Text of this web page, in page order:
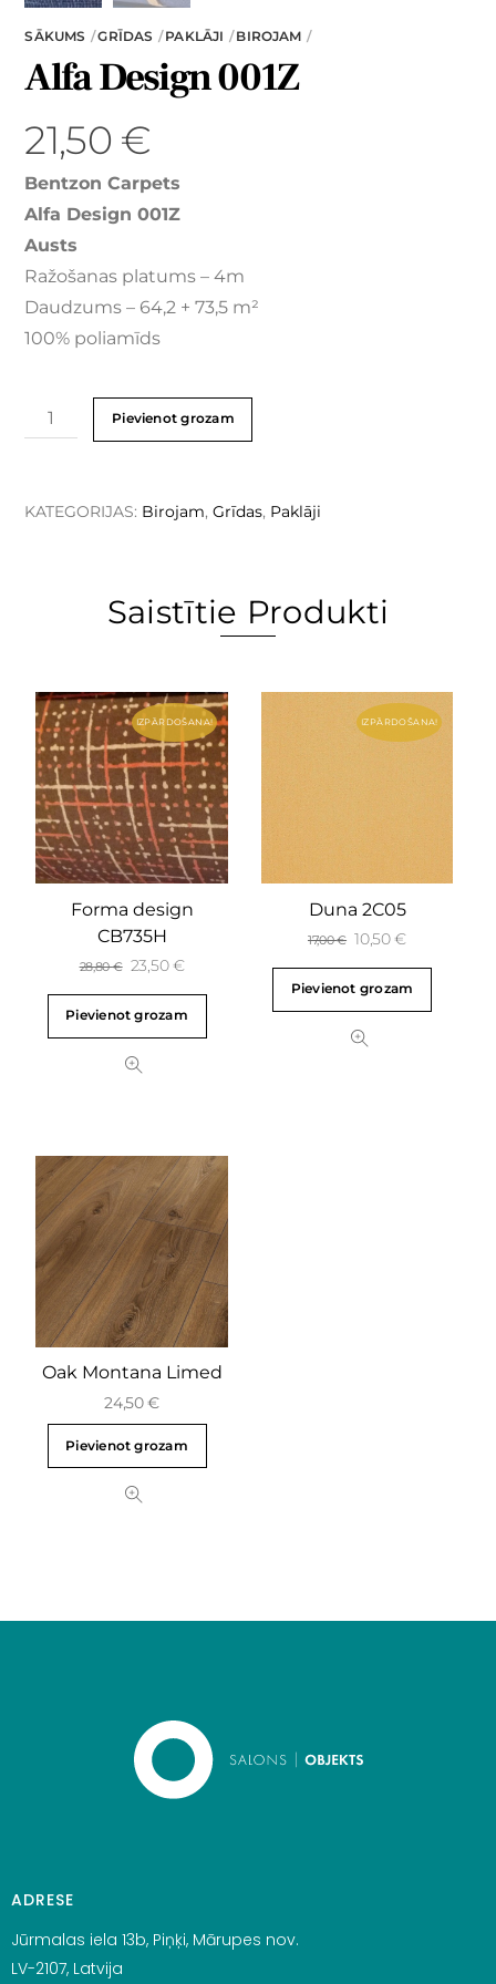
SĀKUMS GRĪDAS PAKLĀJI BIROJAM
Alfa Design 001Z
21,50 €
Bentzon Carpets
Alfa Design 001Z
Austs
Ražošanas platums – 4m
Daudzums – 64,2 + 73,5 m²
100% poliamīds
Pievienot grozam
KATEGORIJAS: Birojam,Grīdas, Paklāji
Saistītie Produkti
IZPĀRDOŠANA!
Forma design
CB735H
28,80€ 23,50€
Pievienot grozam
IZPĀRDOŠANA!
Duna 2C05
17,00€ 10,50€
Pievienot grozam
Oak Montana Limed
24,50€
Pievienot grozam
ADRESE
Jūrmalas iela 13b, Piņķi, Mārupes nov.
LV-2107, Latvija